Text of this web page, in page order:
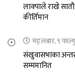
लाक्पाले राखे
कीर्तिमान
मङ्लबार, ९
संखुवासभाका
सम्ममानित